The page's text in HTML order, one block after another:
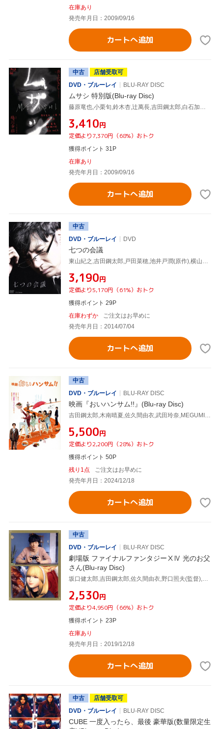
在庫あり
発売年月日：2009/09/16
カートへ追加
中古
店舗受取可
DVD・ブルーレイ
BLU-RAY DISC
ムサシ 特別版(Blu-ray Disc)
藤原竜也,小栗旬,鈴木杏,辻萬長,吉田鋼太郎,白石加代子,宮川彬良(音楽)
¥3,410円
定価より7,370円（68%）おトク
獲得ポイント 31P
在庫あり
発売年月日：2009/09/16
カートへ追加
中古
DVD・ブルーレイ
DVD
七つの会議
東山紀之,吉田鋼太郎,戸田菜穂,池井戸潤(原作),横山克(音楽)
¥3,190円
定価より5,170円（61%）おトク
獲得ポイント 29P
在庫わずか
ご注文はお早めに
発売年月日：2014/07/04
カートへ追加
中古
DVD・ブルーレイ
BLU-RAY DISC
映画『おいハンサム!!』(Blu-ray Disc)
吉田鋼太郎,木南晴夏,佐久間由衣,武田玲奈,MEGUMI,宮世琉弥,山口雅俊,伊藤理佐
¥5,500円
定価より2,200円（28%）おトク
獲得ポイント 50P
残り1点
ご注文はお早めに
発売年月日：2024/12/18
カートへ追加
中古
DVD・ブルーレイ
BLU-RAY DISC
劇場版 ファイナルファンタジーⅩⅣ 光のお父
さん(Blu-ray Disc)
坂口健太郎,吉田鋼太郎,佐久間由衣,野口照夫(監督),山本清史(監督(エオルゼアパート)),マイディー(原作),スクウェア・エニックス(原作、製作)
¥2,530円
定価より4,950円（66%）おトク
獲得ポイント 23P
在庫あり
発売年月日：2019/12/18
カートへ追加
中古
店舗受取可
DVD・ブルーレイ
BLU-RAY DISC
CUBE 一度入ったら、最後 豪華版(数量限定生